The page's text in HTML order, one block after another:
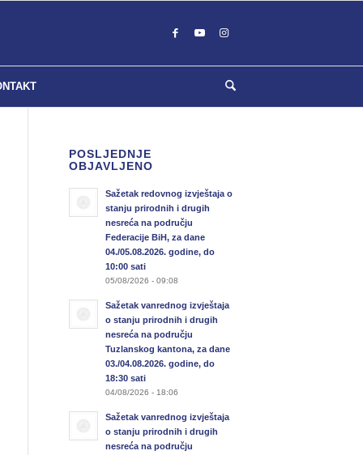
POSLJEDNJE
OBJAVLJENO
Sažetak redovnog izvještaja o
stanju prirodnih i drugih
nesreća na području
Federacije BiH, za dane
04./05.08.2026. godine, do
10:00 sati
05/08/2026 - 09:08
Sažetak vanrednog izvještaja
o stanju prirodnih i drugih
nesreća na području
Tuzlanskog kantona, za dane
03./04.08.2026. godine, do
18:30 sati
04/08/2026 - 18:06
Sažetak vanrednog izvještaja
o stanju prirodnih i drugih
nesreća na području